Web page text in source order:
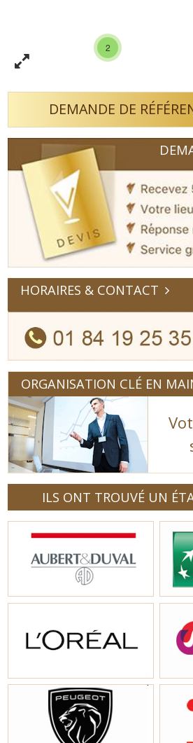
2
DEMANDE DE
HORAIRES & CONTACT
ORGANISATION CLÉ EN
ILS ONT TROUVÉ UN